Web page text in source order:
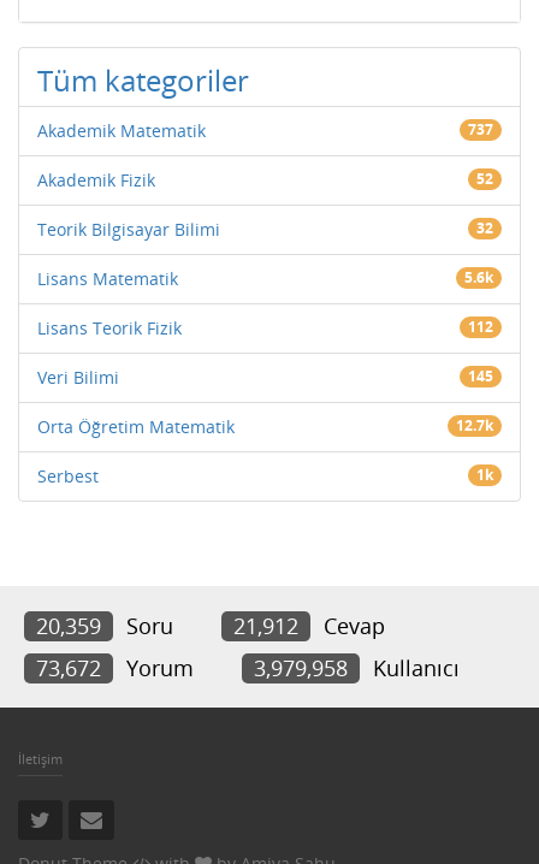
Tüm kategoriler
Akademik Matematik 737
Akademik Fizik 52
Teorik Bilgisayar Bilimi 32
Lisans Matematik 5.6k
Lisans Teorik Fizik 112
Veri Bilimi 145
Orta Öğretim Matematik 12.7k
Serbest 1k
20,359 Soru 21,912
Cevap
73,672
Yorum 3,979,958 Kullanıcı
İletişim